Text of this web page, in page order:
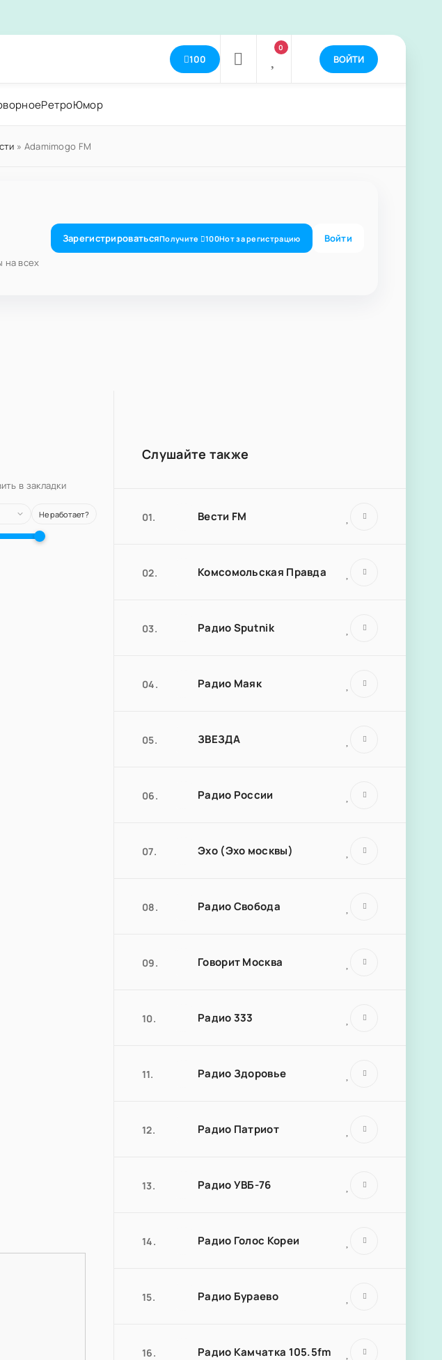
100
0
ВОЙТИ
РетроЮмор
» Adamimogo FM
на всех
ЗарегистрироватьсяПолучите 100Нотза регистрацию Войти
в закладки
Не работает?
Слушайте также
01. Вести FM
02. Комсомольская Правда
03. Радио Sputnik
04. Радио Маяк
05. ЗВЕЗДА
06. Радио России
07. Эхо (Эхо москвы)
08. Радио Свобода
09. Говорит Москва
10. Радио 333
11. Радио Здоровье
12. Радио Патриот
13. Радио УВБ-76
14. Радио Голос Кореи
15. Радио Бураево
16. Радио Камчатка 105.5fm